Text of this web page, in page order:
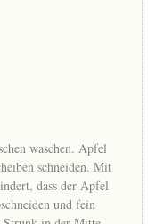
waschen. Apfel
schneiden. Mit
dass der Apfel
und fein